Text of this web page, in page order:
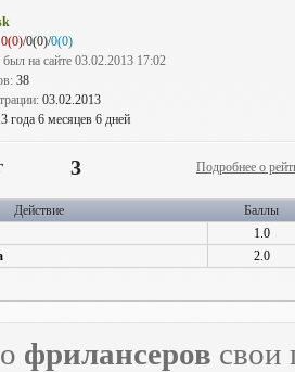
0(0)/0(0)/0(0)
был на сайте 03.02.2013 17:02
38
03.02.2013
года 6 месяцев 6 дней
3 Подробнее о
Действие
Баллы
1.0
2.0
фрилансеров свои